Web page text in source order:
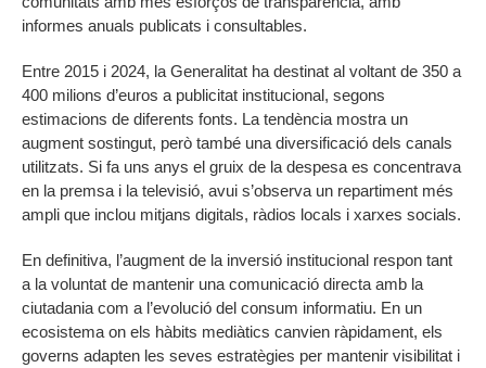
informes anuals publicats i consultables.
Entre 2015 i 2024, la Generalitat ha destinat al voltant de 350 a
400 milions d’euros a publicitat institucional, segons
estimacions de diferents fonts. La tendència mostra un
augment sostingut, però també una diversificació dels canals
utilitzats. Si fa uns anys el gruix de la despesa es concentrava
en la premsa i la televisió, avui s’observa un repartiment més
ampli que inclou mitjans digitals, ràdios locals i xarxes socials.
En definitiva, l’augment de la inversió institucional respon tant
a la voluntat de mantenir una comunicació directa amb la
ciutadania com a l’evolució del consum informatiu. En un
ecosistema on els hàbits mediàtics canvien ràpidament, els
governs adapten les seves estratègies per mantenir visibilitat i